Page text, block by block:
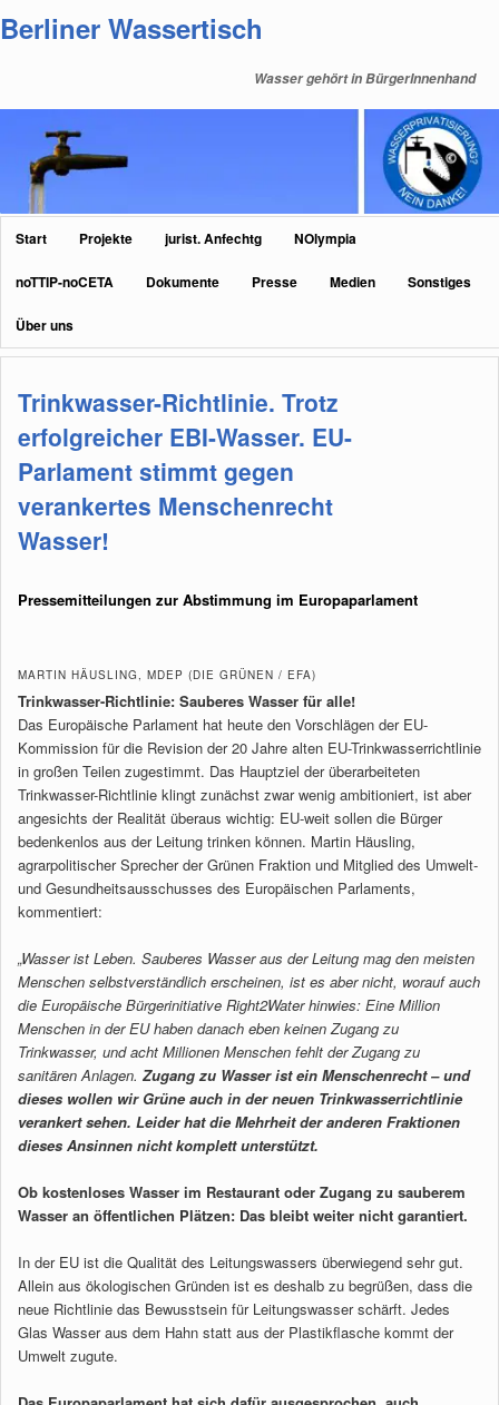
primären
sekundären
Berliner Wassertisch
Wasser gehört in BürgerInnenhand
Hauptmenü
Start Projekte jurist. Anfechtg NOlympia
noTTIP-noCETA Dokumente Presse Medien Sonstiges
Über uns
Trinkwasser-Richtlinie. Trotz
erfolgreicher EBI-Wasser. EU-
Parlament stimmt gegen
verankertes Menschenrecht
Wasser!
Pressemitteilungen zur Abstimmung im Europaparlament
MARTIN HÄUSLING, MDEP (DIE GRÜNEN / EFA)
Trinkwasser-Richtlinie: Sauberes Wasser für alle!
Das Europäische Parlament hat heute den Vorschlägen der EU-
Kommission für die Revision der 20 Jahre alten EU-Trinkwasserrichtlinie
in großen Teilen zugestimmt. Das Hauptziel der überarbeiteten
Trinkwasser-Richtlinie klingt zunächst zwar wenig ambitioniert, ist aber
angesichts der Realität überaus wichtig: EU-weit sollen die Bürger
bedenkenlos aus der Leitung trinken können. Martin Häusling,
agrarpolitischer Sprecher der Grünen Fraktion und Mitglied des Umwelt-
und Gesundheitsausschusses des Europäischen Parlaments,
kommentiert:
„Wasser ist Leben. Sauberes Wasser aus der Leitung mag den meisten
Menschen selbstverständlich erscheinen, ist es aber nicht, worauf auch
die Europäische Bürgerinitiative Right2Water hinwies: Eine Million
Menschen in der EU haben danach eben keinen Zugang zu
Trinkwasser, und acht Millionen Menschen fehlt der Zugang zu
sanitären Anlagen. Zugang zu Wasser ist ein Menschenrecht – und
dieses wollen wir Grüne auch in der neuen Trinkwasserrichtlinie
verankert sehen. Leider hat die Mehrheit der anderen Fraktionen
dieses Ansinnen nicht komplett unterstützt.
Ob kostenloses Wasser im Restaurant oder Zugang zu sauberem
Wasser an öffentlichen Plätzen: Das bleibt weiter nicht garantiert.
In der EU ist die Qualität des Leitungswassers überwiegend sehr gut.
Allein aus ökologischen Gründen ist es deshalb zu begrüßen, dass die
neue Richtlinie das Bewusstsein für Leitungswasser schärft. Jedes
Glas Wasser aus dem Hahn statt aus der Plastikflasche kommt der
Umwelt zugute.